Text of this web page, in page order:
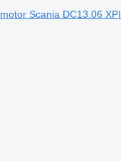
motor Scania DC13.06